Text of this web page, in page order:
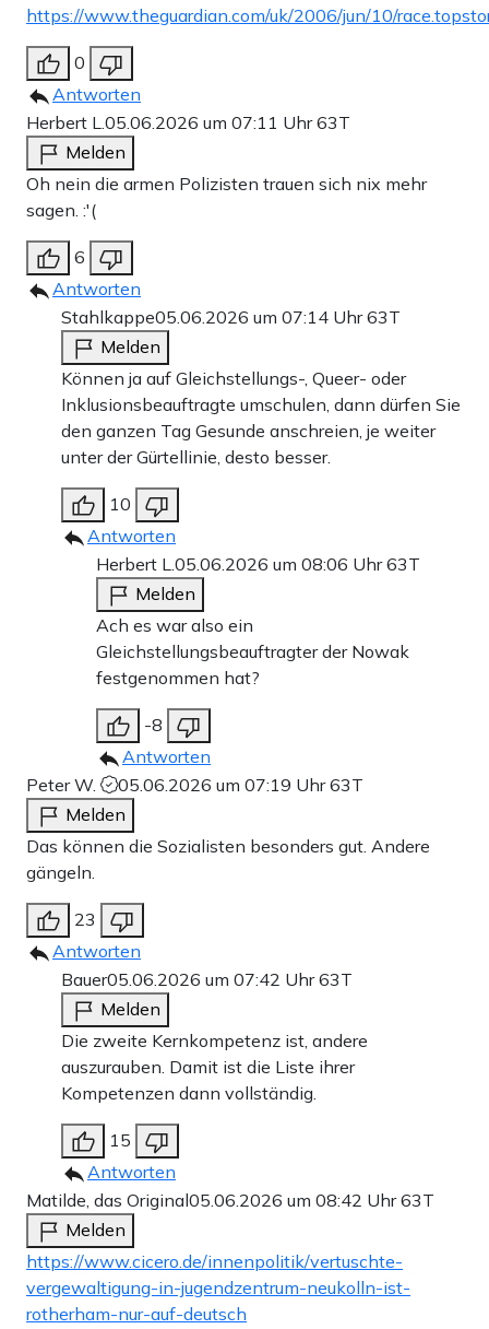
https://www.theguardian.com/uk/2006/jun/10/
0
Antworten
Herbert L.05.06.2026 um 07:11 Uhr63T
Melden
Oh nein die armen Polizisten trauen sich nix mehr
sagen. :'(
6
Antworten
Stahlkappe05.06.2026 um 07:14 Uhr63T
Melden
Können ja auf Gleichstellungs-, Queer- oder
Inklusionsbeauftragte umschulen, dann dürfen Sie
den ganzen Tag Gesunde anschreien, je weiter
unter der Gürtellinie, desto besser.
10
Antworten
Herbert L.05.06.2026 um 08:06 Uhr63T
Melden
Ach es war also ein
Gleichstellungsbeauftragter der Nowak
festgenommen hat?
-8
Antworten
Peter W.
05.06.2026 um 07:19 Uhr63T
Melden
Das können die Sozialisten besonders gut. Andere
gängeln.
23
Antworten
Bauer05.06.2026 um 07:42 Uhr63T
Melden
Die zweite Kernkompetenz ist, andere
auszurauben. Damit ist die Liste ihrer
Kompetenzen dann vollständig.
15
Antworten
Matilde, das Original05.06.2026 um 08:42 Uhr63T
Melden
https://www.cicero.de/innenpolitik/vertuschte-
vergewaltigung-in-jugendzentrum-neukolln-ist-
rotherham-nur-auf-deutsch